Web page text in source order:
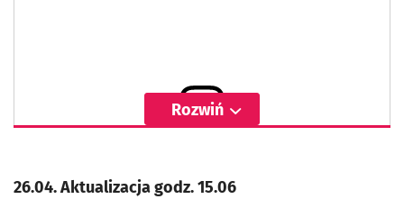
Rozwiń
26.04. Aktualizacja godz. 15.06